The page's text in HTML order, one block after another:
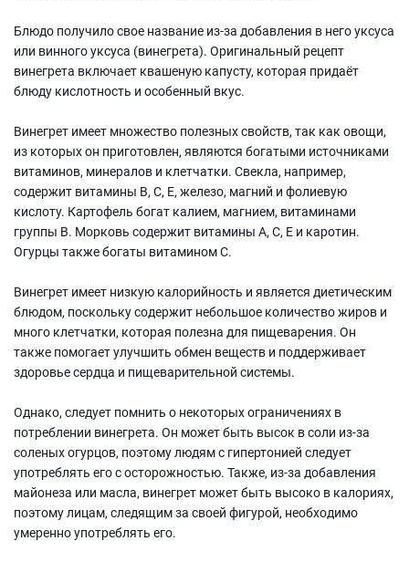
Блюдо получило свое название из-за добавления в него уксуса
или винного уксуса (винегрета). Оригинальный рецепт
винегрета включает квашеную капусту, которая придаёт
блюду кислотность и особенный вкус.
Винегрет имеет множество полезных свойств, так как овощи,
из которых он приготовлен, являются богатыми источниками
витаминов, минералов и клетчатки. Свекла, например,
содержит витамины В, С, Е, железо, магний и фолиевую
кислоту. Картофель богат калием, магнием, витаминами
группы В. Морковь содержит витамины А, С, Е и каротин.
Огурцы также богаты витамином С.
Винегрет имеет низкую калорийность и является диетическим
блюдом, поскольку содержит небольшое количество жиров и
много клетчатки, которая полезна для пищеварения. Он
также помогает улучшить обмен веществ и поддерживает
здоровье сердца и пищеварительной системы.
Однако, следует помнить о некоторых ограничениях в
потреблении винегрета. Он может быть высок в соли из-за
соленых огурцов, поэтому людям с гипертонией следует
употреблять его с осторожностью. Также, из-за добавления
майонеза или масла, винегрет может быть высоко в калориях,
поэтому лицам, следящим за своей фигурой, необходимо
умеренно употреблять его.